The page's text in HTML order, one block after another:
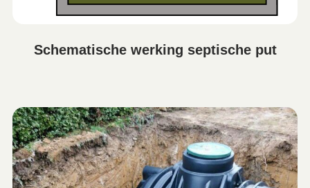
Schematische werking septische put